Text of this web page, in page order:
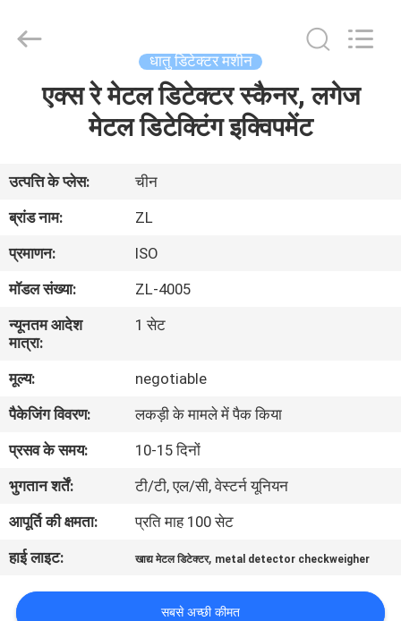
वीडियो
हमारे
बारे
में
कारखाना
भ्रमण
गुणवत्ता
नियंत्रण
संपर्क
करें
Technology
धातु डिटेक्टर मशीन
एक्स रे मेटल डिटेक्टर स्कैनर, लगेज
मेटल डिटेक्टिंग इक्विपमेंट
उत्पत्ति के प्लेस:
चीन
ब्रांड नाम:
ZL
प्रमाणन:
ISO
मॉडल संख्या:
ZL-4005
न्यूनतम आदेश
मात्रा:
1 सेट
मूल्य:
negotiable
पैकेजिंग विवरण:
लकड़ी के मामले में पैक किया
प्रसव के समय:
10-15 दिनों
भुगतान शर्तें:
टी/टी, एल/सी, वेस्टर्न यूनियन
आपूर्ति की क्षमता:
प्रति माह 100 सेट
हाई लाइट:
खाद्य मेटल डिटेक्टर, metal detector checkweigher
सबसे अच्छी कीमत